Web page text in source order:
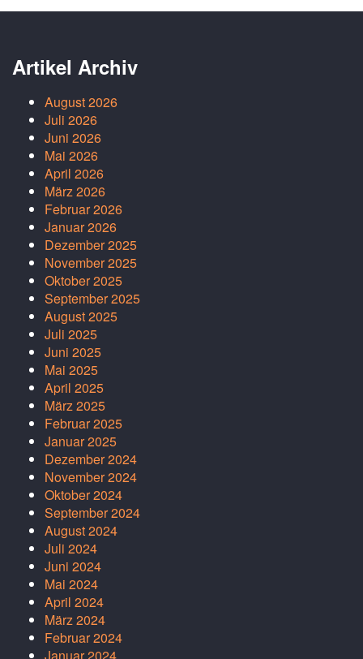
Artikel Archiv
August 2026
Juli 2026
Juni 2026
Mai 2026
April 2026
März 2026
Februar 2026
Januar 2026
Dezember 2025
November 2025
Oktober 2025
September 2025
August 2025
Juli 2025
Juni 2025
Mai 2025
April 2025
März 2025
Februar 2025
Januar 2025
Dezember 2024
November 2024
Oktober 2024
September 2024
August 2024
Juli 2024
Juni 2024
Mai 2024
April 2024
März 2024
Februar 2024